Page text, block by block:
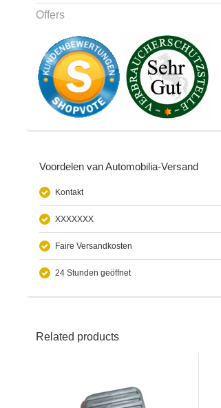
Offers
Voordelen van Automobilia-Versand
Kontakt
XXXXXXX
Faire Versandkosten
24 Stunden geöffnet
Related products